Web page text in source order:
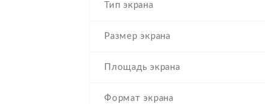
Тип экрана
Размер экрана
Площадь экрана
Формат экрана